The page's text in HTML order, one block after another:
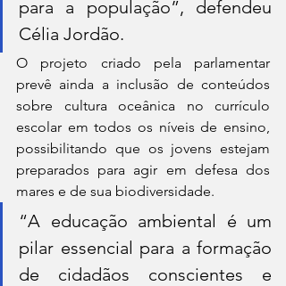
para a população”, defendeu
Célia Jordão.
O projeto criado pela parlamentar
prevê ainda a inclusão de conteúdos
sobre cultura oceânica no currículo
escolar em todos os níveis de ensino,
possibilitando que os jovens estejam
preparados para agir em defesa dos
mares e de sua biodiversidade.
“A educação ambiental é um
pilar essencial para a formação
de cidadãos conscientes e